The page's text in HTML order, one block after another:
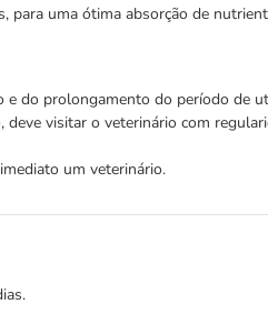
para uma ótima absorção de
do prolongamento do período de
visitar o veterinário com
um veterinário.